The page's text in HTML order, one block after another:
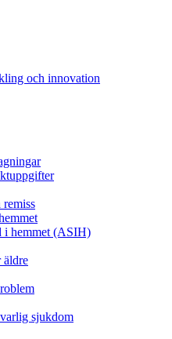
och innovation
i hemmet (ASIH)
äldre
sjukdom